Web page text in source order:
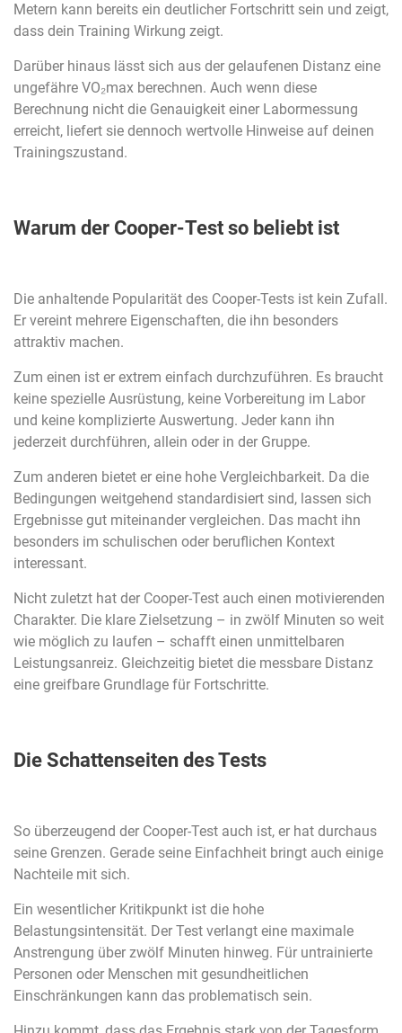
Metern kann bereits ein deutlicher Fortschritt sein und zeigt,
dass dein Training Wirkung zeigt.
Darüber hinaus lässt sich aus der gelaufenen Distanz eine
ungefähre VO₂max berechnen. Auch wenn diese
Berechnung nicht die Genauigkeit einer Labormessung
erreicht, liefert sie dennoch wertvolle Hinweise auf deinen
Trainingszustand.
Warum der Cooper-Test so beliebt ist
Die anhaltende Popularität des Cooper-Tests ist kein Zufall.
Er vereint mehrere Eigenschaften, die ihn besonders
attraktiv machen.
Zum einen ist er extrem einfach durchzuführen. Es braucht
keine spezielle Ausrüstung, keine Vorbereitung im Labor
und keine komplizierte Auswertung. Jeder kann ihn
jederzeit durchführen, allein oder in der Gruppe.
Zum anderen bietet er eine hohe Vergleichbarkeit. Da die
Bedingungen weitgehend standardisiert sind, lassen sich
Ergebnisse gut miteinander vergleichen. Das macht ihn
besonders im schulischen oder beruflichen Kontext
interessant.
Nicht zuletzt hat der Cooper-Test auch einen motivierenden
Charakter. Die klare Zielsetzung – in zwölf Minuten so weit
wie möglich zu laufen – schafft einen unmittelbaren
Leistungsanreiz. Gleichzeitig bietet die messbare Distanz
eine greifbare Grundlage für Fortschritte.
Die Schattenseiten des Tests
So überzeugend der Cooper-Test auch ist, er hat durchaus
seine Grenzen. Gerade seine Einfachheit bringt auch einige
Nachteile mit sich.
Ein wesentlicher Kritikpunkt ist die hohe
Belastungsintensität. Der Test verlangt eine maximale
Anstrengung über zwölf Minuten hinweg. Für untrainierte
Personen oder Menschen mit gesundheitlichen
Einschränkungen kann das problematisch sein.